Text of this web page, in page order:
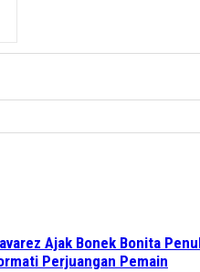
Ajak Bonek Bonita
Perjuangan Pemain